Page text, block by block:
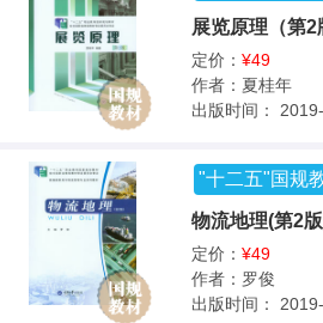
展览原理（第2
定价： ¥49
作者： 夏桂年
出版时间：
"十二五"国规
物流地理(第2
定价： ¥49
作者： 罗俊
出版时间：